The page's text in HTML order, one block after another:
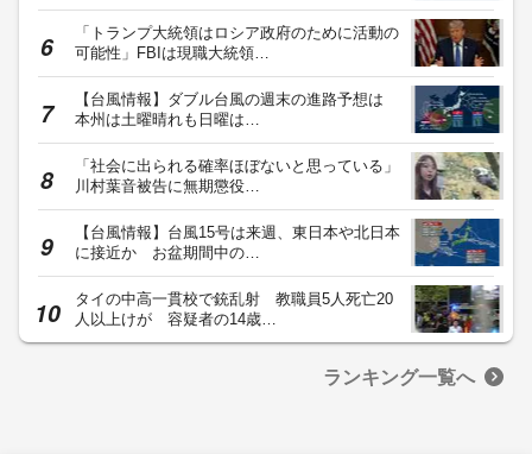
「トランプ大統領はロシア政府のために活動の
可能性」FBIは現職大統領…
【台風情報】ダブル台風の週末の進路予想は
本州は土曜晴れも日曜は…
「社会に出られる確率ほぼないと思っている」
川村葉音被告に無期懲役…
【台風情報】台風15号は来週、東日本や北日本
に接近か お盆期間中の…
タイの中高一貫校で銃乱射 教職員5人死亡20
人以上けが 容疑者の14歳…
ランキング一覧へ